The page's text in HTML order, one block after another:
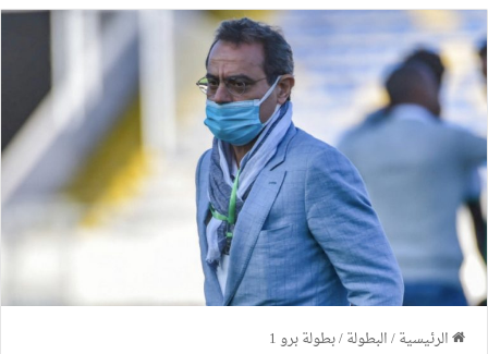
الرئيسية/البطولة/بطولة برو 1